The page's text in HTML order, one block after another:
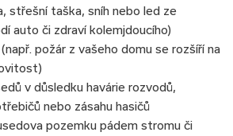
střešní taška, sníh nebo led ze
auto či zdraví kolemjdoucího)
požár z vašeho domu se rozšíří na
v důsledku havárie rozvodů,
nebo zásahu hasičů
pozemku pádem stromu či